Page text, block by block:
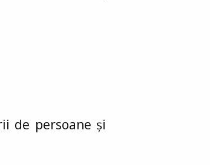
de persoane și